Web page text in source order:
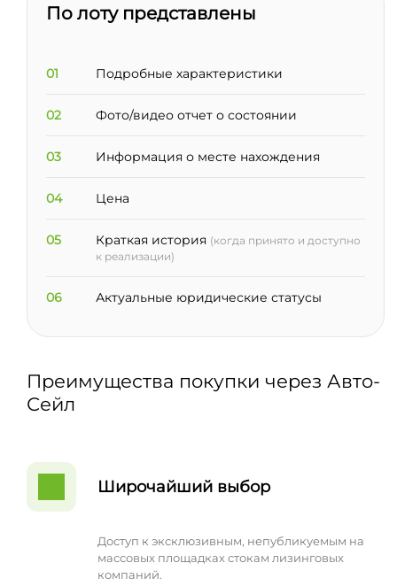
По лоту представлены
01 Подробные характеристики
02 Фото/видео отчет о состоянии
03 Информация о месте нахождения
04 Цена
05 Краткая история (когда принято и доступно
к реализации)
06 Актуальные юридические статусы
Преимущества покупки через Авто-
Сейл
Широчайший выбор
Доступ к эксклюзивным, непубликуемым на
массовых площадках стокам лизинговых
компаний.